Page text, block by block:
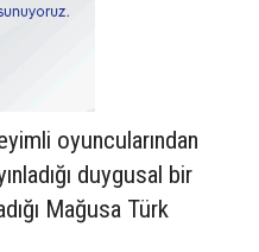
oyuncularından
duygusal bir
Mağusa Türk